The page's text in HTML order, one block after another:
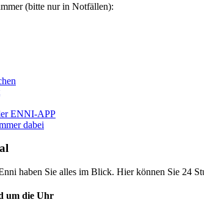
(bitte nur in Notfällen):
ENNI-APP
dabei
haben Sie alles im Blick. Hier können Sie 24
um die Uhr